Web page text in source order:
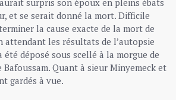
surpris son époux en pleins ébats
et se serait donné la mort. Difficile
la cause exacte de la mort de
attendant les résultats de l’autopsie
été déposé sous scellé à la morgue de
Quant à sieur Minyemeck et
gardés à vue.